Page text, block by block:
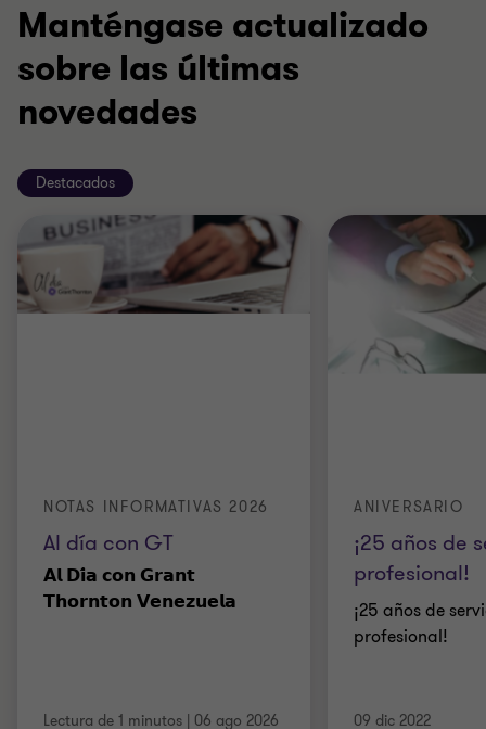
Manténgase actualizado
sobre las últimas
novedades
Destacados
Al día con GT
NOTAS INFORMATIVAS 2026
𝗔𝗹 𝗗𝗶́𝗮 𝗰𝗼𝗻 𝗚𝗿𝗮𝗻𝘁
𝗧𝗵𝗼𝗿𝗻𝘁𝗼𝗻 𝗩𝗲𝗻𝗲𝘇𝘂𝗲𝗹𝗮
Lectura de 1 minutos | 06 ago 2026
¡25 años de
profesional!
ANIVERSARIO
¡25 años de
profesional!
09 dic 2022